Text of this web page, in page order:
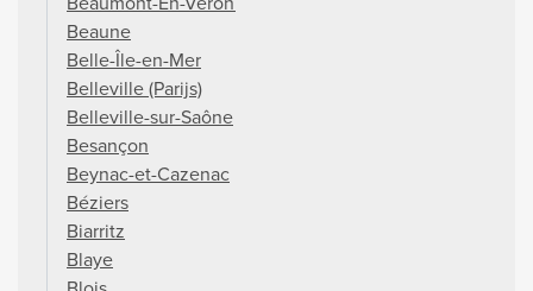
Beaune
Belle-Île-en-Mer
Belleville (Parijs)
Belleville-sur-Saône
Besançon
Beynac-et-Cazenac
Béziers
Biarritz
Blaye